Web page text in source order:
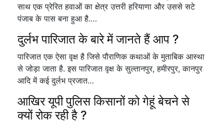
साथ एक प्रेरित हवाओं का क्षेत्र उत्तरी हरियाणा और उससे सटे
पंजाब के पास बना हुआ है.…
दुर्लभ पारिजात के बारे में जानते हैं आप ?
पारिजात एक ऐसा वृक्ष है जिसे पौराणिक कथाओं के मुताबिक आस्था
से जोड़ा जाता है. इस पारिजात वृक्ष के सुल्तानपुर, हमीरपुर, कानपुर
आदि में कई दुर्लभ प्रजात…
आखिर यूपी पुलिस किसानों को गेहूं बेचने से
क्यों रोक रही है ?